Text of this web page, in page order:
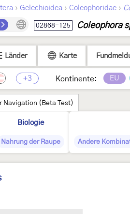
› Gelechioidea › Coleophoridae ›
02868-125 Coleophora
Länder Karte
+3 Kontinente: EU
Navigation (Beta Test)
Biologie
Nahrung der Raupe Andere